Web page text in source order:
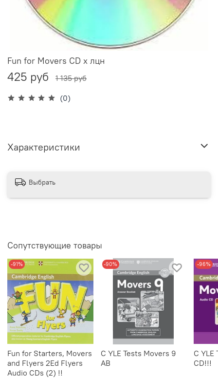
(0)
Fun for Movers CD x лцн
425 руб 1 135 руб
Характеристики
Выбрать
Сопутствующие товары
-91%
Fun for Starters, Movers
and Flyers 2Ed Flyers
Audio CDs (2) !!
-90%
C YLE Tests Movers 9
AB
-96%
C YLE
CD!!!